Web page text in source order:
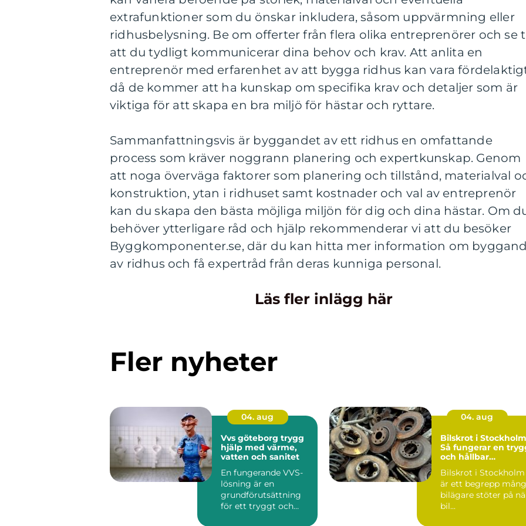
extrafunktioner som du önskar inkludera, såsom uppvärmning eller
ridhusbelysning. Be om offerter från flera olika entreprenörer och se
att du tydligt kommunicerar dina behov och krav. Att anlita en
entreprenör med erfarenhet av att bygga ridhus kan vara
då de kommer att ha kunskap om specifika krav och detaljer som är
viktiga för att skapa en bra miljö för hästar och ryttare.
Sammanfattningsvis är byggandet av ett ridhus en omfattande
process som kräver noggrann planering och expertkunskap. Genom
att noga överväga faktorer som planering och tillstånd, materialval
konstruktion, ytan i ridhuset samt kostnader och val av entreprenör
kan du skapa den bästa möjliga miljön för dig och dina hästar. Om
behöver ytterligare råd och hjälp rekommenderar vi att du besöker
Byggkomponenter.se, där du kan hitta mer information om
av ridhus och få expertråd från deras kunniga personal.
Läs fler inlägg här
Fler nyheter
04. aug
Vvs göteborg trygg
hjälp med värme,
vatten och sanitet
En fungerande VVS-
lösning är en
grundförutsättning
för ett tryggt och
04. aug
Bilskrot i
Så fungerar en
och hållbar
Bilskrot i Stockholm
är ett begrepp
bilägare stöter på
bil...